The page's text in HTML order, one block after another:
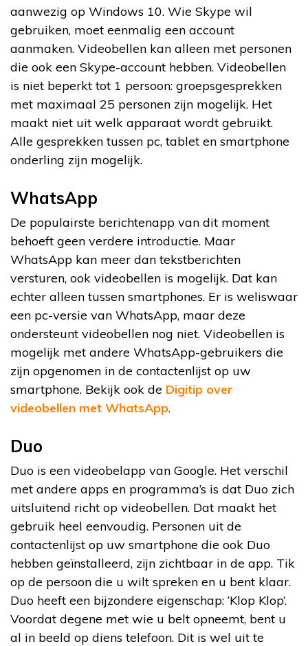
aanwezig op Windows 10. Wie Skype wil
gebruiken, moet eenmalig een account
aanmaken. Videobellen kan alleen met personen
die ook een Skype-account hebben. Videobellen
is niet beperkt tot 1 persoon: groepsgesprekken
met maximaal 25 personen zijn mogelijk. Het
maakt niet uit welk apparaat wordt gebruikt.
Alle gesprekken tussen pc, tablet en smartphone
onderling zijn mogelijk.
WhatsApp
De populairste berichtenapp van dit moment
behoeft geen verdere introductie. Maar
WhatsApp kan meer dan tekstberichten
versturen, ook videobellen is mogelijk. Dat kan
echter alleen tussen smartphones. Er is weliswaar
een pc-versie van WhatsApp, maar deze
ondersteunt videobellen nog niet. Videobellen is
mogelijk met andere WhatsApp-gebruikers die
zijn opgenomen in de contactenlijst op uw
smartphone. Bekijk ook de Digitip over
videobellen met WhatsApp.
Duo
Duo is een videobelapp van Google. Het verschil
met andere apps en programma’s is dat Duo zich
uitsluitend richt op videobellen. Dat maakt het
gebruik heel eenvoudig. Personen uit de
contactenlijst op uw smartphone die ook Duo
hebben geïnstalleerd, zijn zichtbaar in de app. Tik
op de persoon die u wilt spreken en u bent klaar.
Duo heeft een bijzondere eigenschap: ‘Klop Klop’.
Voordat degene met wie u belt opneemt, bent u
al in beeld op diens telefoon. Dit is wel uit te